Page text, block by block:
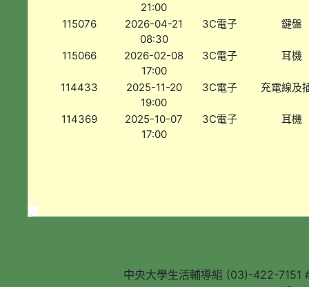
21:00
115076
2026-04-21
08:30
3C電子 鍵盤
115066
2026-02-08
17:00
3C電子 耳機
114433
2025-11-20
19:00
3C電子 充電線及
114369
2025-10-07
17:00
3C電子 耳機
中央大學生活輔導組 (03)-422-7151